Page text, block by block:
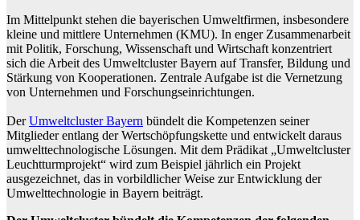
Im Mittelpunkt stehen die bayerischen Umweltfirmen, insbesondere
kleine und mittlere Unternehmen (KMU). In enger Zusammenarbeit
mit Politik, Forschung, Wissenschaft und Wirtschaft konzentriert
sich die Arbeit des Umweltcluster Bayern auf Transfer, Bildung und
Stärkung von Kooperationen. Zentrale Aufgabe ist die Vernetzung
von Unternehmen und Forschungseinrichtungen.
DerUmweltcluster Bayern bündelt die Kompetenzen seiner
Mitglieder entlang der Wertschöpfungskette und entwickelt daraus
umwelttechnologische Lösungen. Mit dem Prädikat „Umweltcluster
Leuchtturmprojekt“ wird zum Beispiel jährlich ein Projekt
ausgezeichnet, das in vorbildlicher Weise zur Entwicklung der
Umwelttechnologie in Bayern beiträgt.